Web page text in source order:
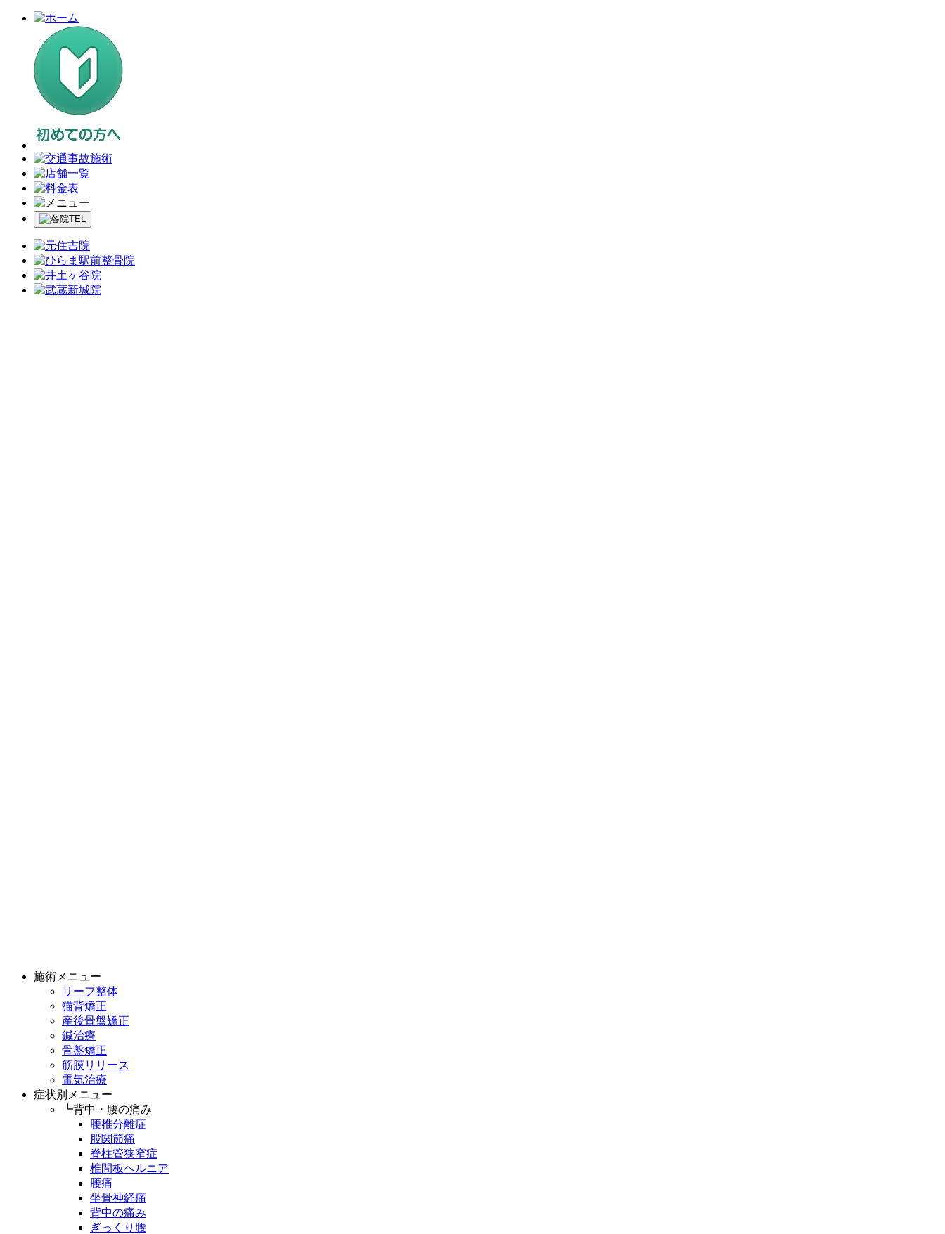
施術メニュー
リーフ整体
猫背矯正
産後骨盤矯正
鍼治療
骨盤矯正
筋膜リリース
電気治療
症状別メニュー
┗背中・腰の痛み
腰椎分離症
股関節痛
脊柱管狭窄症
椎間板ヘルニア
腰痛
坐骨神経痛
背中の痛み
ぎっくり腰